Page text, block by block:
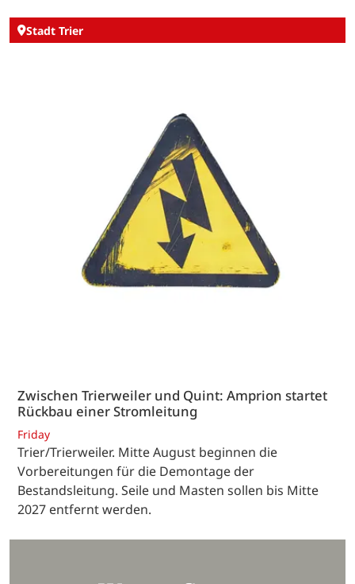
Stadt Trier
Zwischen Trierweiler und Quint: Amprion startet
Rückbau einer Stromleitung
Friday
Trier/Trierweiler. Mitte August beginnen die
Vorbereitungen für die Demontage der
Bestandsleitung. Seile und Masten sollen bis Mitte
2027 entfernt werden.